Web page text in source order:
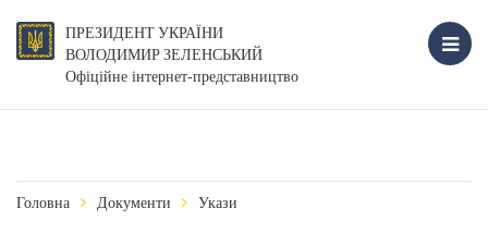
ПРЕЗИДЕНТ УКРАЇНИ
ВОЛОДИМИР ЗЕЛЕНСЬКИЙ
Офіційне інтернет-представництво
Головна Документи Укази